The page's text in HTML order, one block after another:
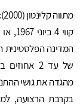
של עד 2
מהגדה את גושי